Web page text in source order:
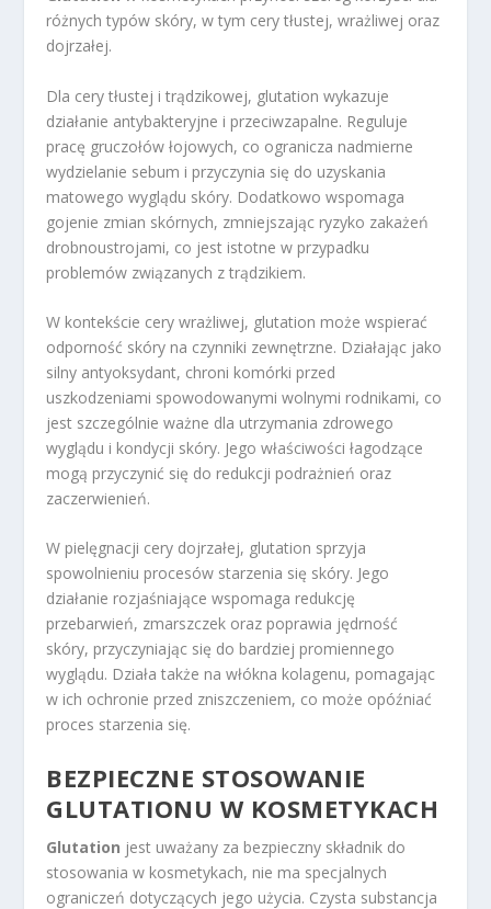
różnych typów skóry, w tym cery tłustej, wrażliwej oraz
dojrzałej.
Dla cery tłustej i trądzikowej, glutation wykazuje
działanie antybakteryjne i przeciwzapalne. Reguluje
pracę gruczołów łojowych, co ogranicza nadmierne
wydzielanie sebum i przyczynia się do uzyskania
matowego wyglądu skóry. Dodatkowo wspomaga
gojenie zmian skórnych, zmniejszając ryzyko zakażeń
drobnoustrojami, co jest istotne w przypadku
problemów związanych z trądzikiem.
W kontekście cery wrażliwej, glutation może wspierać
odporność skóry na czynniki zewnętrzne. Działając jako
silny antyoksydant, chroni komórki przed
uszkodzeniami spowodowanymi wolnymi rodnikami, co
jest szczególnie ważne dla utrzymania zdrowego
wyglądu i kondycji skóry. Jego właściwości łagodzące
mogą przyczynić się do redukcji podrażnień oraz
zaczerwienień.
W pielęgnacji cery dojrzałej, glutation sprzyja
spowolnieniu procesów starzenia się skóry. Jego
działanie rozjaśniające wspomaga redukcję
przebarwień, zmarszczek oraz poprawia jędrność
skóry, przyczyniając się do bardziej promiennego
wyglądu. Działa także na włókna kolagenu, pomagając
w ich ochronie przed zniszczeniem, co może opóźniać
proces starzenia się.
BEZPIECZNE STOSOWANIE
GLUTATIONU W KOSMETYKACH
Glutation jest uważany za bezpieczny składnik do
stosowania w kosmetykach, nie ma specjalnych
ograniczeń dotyczących jego użycia. Czysta substancja